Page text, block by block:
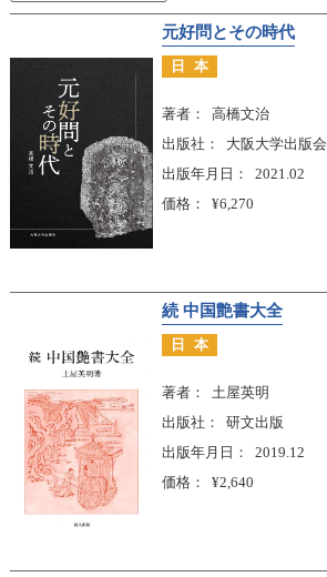
元好問とその時代
日本
著者
高橋文治
出版社
大阪大学出版会
出版年月日
2021.02
価格
¥6,270
続 中国艶書大全
日本
著者
土屋英明
出版社
研文出版
出版年月日
2019.12
価格
¥2,640